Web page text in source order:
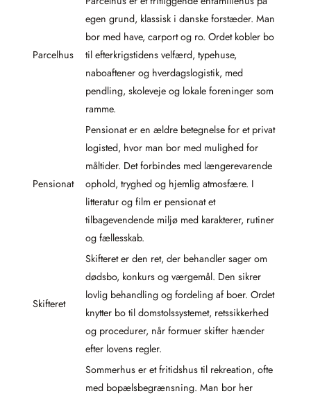
Parcelhus
egen grund, klassisk i danske forstæder. Man
bor med have, carport og ro. Ordet kobler bo
til efterkrigstidens velfærd, typehuse,
naboaftener og hverdagslogistik, med
pendling, skoleveje og lokale foreninger som
ramme.
Pensionat
Pensionat er en ældre betegnelse for et privat
logisted, hvor man bor med mulighed for
måltider. Det forbindes med længerevarende
ophold, tryghed og hjemlig atmosfære. I
litteratur og film er pensionat et
tilbagevendende miljø med karakterer, rutiner
og fællesskab.
Skifteret
Skifteret er den ret, der behandler sager om
dødsbo, konkurs og værgemål. Den sikrer
lovlig behandling og fordeling af boer. Ordet
knytter bo til domstolssystemet, retssikkerhed
og procedurer, når formuer skifter hænder
efter lovens regler.
Sommerhus er et fritidshus til rekreation, ofte
med bopælsbegrænsning. Man bor her